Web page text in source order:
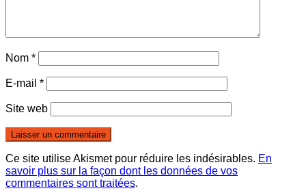
Nom *
E-mail *
Site web
Ce site utilise Akismet pour réduire les indésirables. En
savoir plus sur la façon dont les données de vos
commentaires sont traitées.